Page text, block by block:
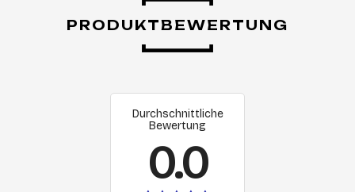
PRODUKTBEWERTUNG
Durchschnittliche
Bewertung
0.0